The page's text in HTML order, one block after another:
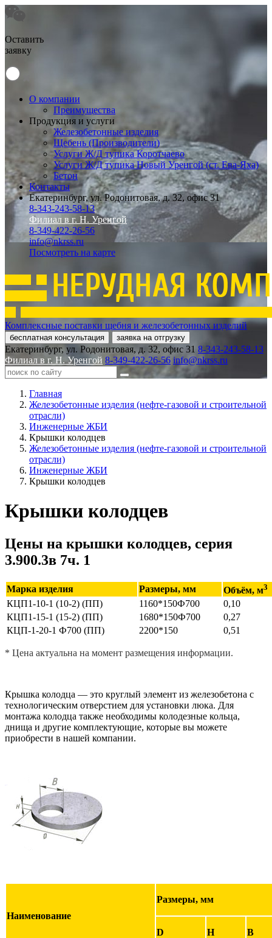
Оставить
заявку
О компании
Преимущества
Продукция и услуги
Железобетонные изделия
Щебень (Производители)
Услуги Ж/Д тупика Коротчаево
Услуги Ж/Д тупика Новый Уренгой (ст. Ева-Яха)
Бетон
Контакты
Екатеринбург, ул. Родонитовая, д. 32, офис 31
8-343-243-58-13
Филиал в г. Н. Уренгой
8-349-422-26-56
info@nkrss.ru
Посмотреть на карте
Комплексные поставки щебня и железобетонных изделий
бесплатная консультация заявка на отгрузку
Екатеринбург, ул. Родонитовая, д. 32, офис 31 8-343-243-58-13
Филиал в г. Н. Уренгой 8-349-422-26-56 info@nkrss.ru
Главная
Железобетонные изделия (нефте-газовой и строительной
отрасли)
Инженерные ЖБИ
Крышки колодцев
Железобетонные изделия (нефте-газовой и строительной
отрасли)
Инженерные ЖБИ
Крышки колодцев
Крышки колодцев
Цены на крышки колодцев, серия
3.900.3в 7ч. 1
Марка изделия Размеры, мм Объём, м3
КЦП1-10-1 (10-2) (ПП) 1160*150Ф700
0,10
КЦП1-15-1 (15-2) (ПП)
1680*150Ф700
0,27
КЦП-1-20-1 Ф700 (ПП)
2200*150 0,51
* Цена актуальна на момент размещения информации.
Крышка колодца — это круглый элемент из железобетона с
технологическим отверстием для установки люка. Для
монтажа колодца также необходимы колодезные кольца,
днища и другие комплектующие, которые вы можете
приобрести в нашей компании.
Наименование
Размеры, мм
D H B